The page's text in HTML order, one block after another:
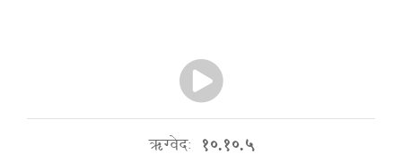
ऋग्वेदः १०.१०.५